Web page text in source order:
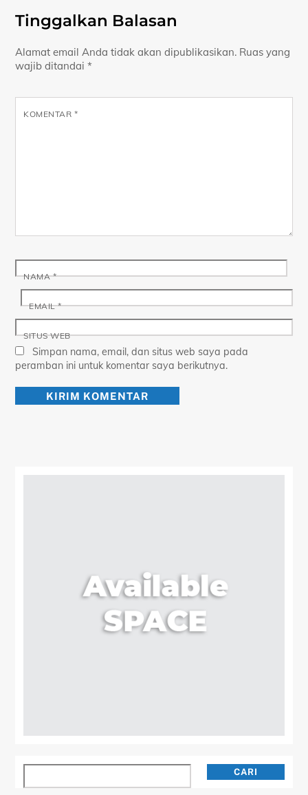
Tinggalkan Balasan
Alamat email Anda tidak akan dipublikasikan. Ruas yang
wajib ditandai*
KOMENTAR *
NAMA*
EMAIL*
SITUS WEB
Simpan nama, email, dan situs web saya pada
peramban ini untuk komentar saya berikutnya.
CARI